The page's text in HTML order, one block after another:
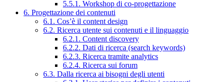
5.5.1. Workshop di co-progettazione
6. Progettazione dei contenuti
6.1. Cos’è il content design
6.2. Ricerca utente sui contenuti e il linguaggio
6.2.1. Content discovery
6.2.2. Dati di ricerca (search keywords)
6.2.3. Ricerca tramite analytics
6.2.4. Ricerca sui forum
6.3. Dalla ricerca ai bisogni degli utenti